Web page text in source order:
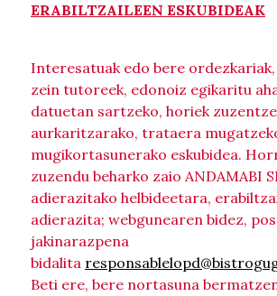
ERABILTZAILEEN ESKUBIDEAK
Interesatuak edo bere
zein tutoreek, edonoiz egikaritu
datuetan sartzeko, horiek
aurkaritzarako, trataera
mugikortasunerako eskubidea.
zuzendu beharko zaio ANDAMABI
adierazitako helbideetara,
adierazita; webgunearen bidez,
jakinarazpena
bidalita
Beti ere, bere nortasuna